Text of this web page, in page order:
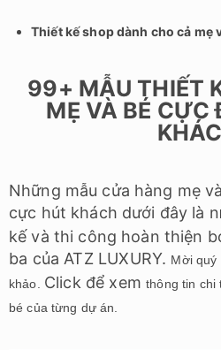
Thiết kế shop dành cho cả mẹ
99+ MẪU THIẾT
MẸ VÀ BÉ CỰC
Những mẫu cửa hàng mẹ
cực hút khách dưới đây là n
kế và thi công hoàn thiện
ba của ATZ LUXURY. Mời quý
khảo. Click để xemthông tin chi
bé của từng dự án.